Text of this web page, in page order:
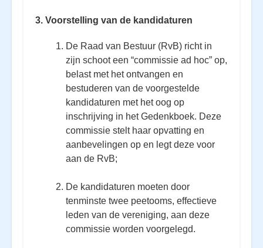
3. Voorstelling van de kandidaturen
De Raad van Bestuur (RvB) richt in
zijn schoot een “commissie ad hoc” op,
belast met het ontvangen en
bestuderen van de voorgestelde
kandidaturen met het oog op
inschrijving in het Gedenkboek. Deze
commissie stelt haar opvatting en
aanbevelingen op en legt deze voor
aan de RvB;
De kandidaturen moeten door
tenminste twee peetooms, effectieve
leden van de vereniging, aan deze
commissie worden voorgelegd.